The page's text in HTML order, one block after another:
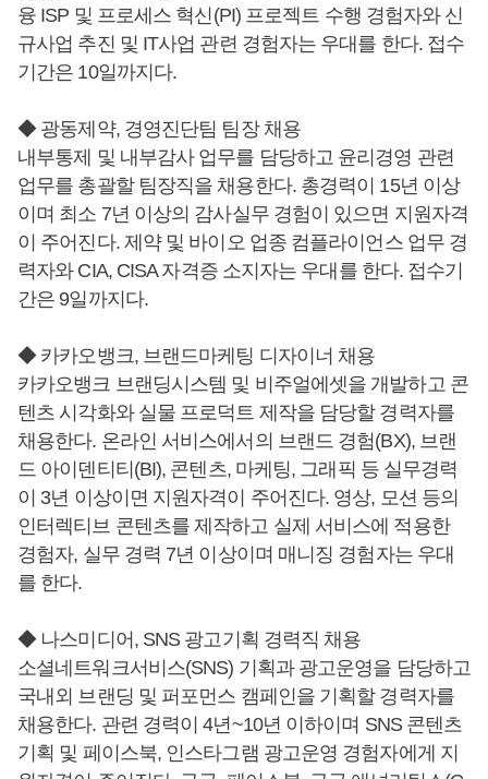
융 ISP 및 프로세스 혁신(PI) 프로젝트 수행 경험자와 신
규사업 추진 및 IT사업 관련 경험자는 우대를 한다. 접수
기간은 10일까지다.
◆ 광동제약, 경영진단팀 팀장 채용
내부통제 및 내부감사 업무를 담당하고 윤리경영 관련
업무를 총괄할 팀장직을 채용한다. 총경력이 15년 이상
이며 최소 7년 이상의 감사실무 경험이 있으면 지원자격
이 주어진다. 제약 및 바이오 업종 컴플라이언스 업무 경
력자와 CIA, CISA 자격증 소지자는 우대를 한다. 접수기
간은 9일까지다.
◆ 카카오뱅크, 브랜드마케팅 디자이너 채용
카카오뱅크 브랜딩시스템 및 비주얼에셋을 개발하고 콘
텐츠 시각화와 실물 프로덕트 제작을 담당할 경력자를
채용한다. 온라인 서비스에서의 브랜드 경험(BX), 브랜
드 아이덴티티(BI), 콘텐츠, 마케팅, 그래픽 등 실무경력
이 3년 이상이면 지원자격이 주어진다. 영상, 모션 등의
인터렉티브 콘텐츠를 제작하고 실제 서비스에 적용한
경험자, 실무 경력 7년 이상이며 매니징 경험자는 우대
를 한다.
◆ 나스미디어, SNS 광고기획 경력직 채용
소셜네트워크서비스(SNS) 기획과 광고운영을 담당하고
국내외 브랜딩 및 퍼포먼스 캠페인을 기획할 경력자를
채용한다. 관련 경력이 4년~10년 이하이며 SNS 콘텐츠
기획 및 페이스북, 인스타그램 광고운영 경험자에게 지